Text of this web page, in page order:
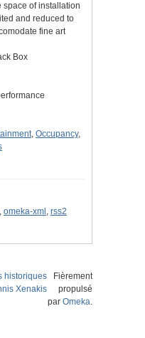
space of installation
and reduced to
fine art
Box
, Occupancy,
, omeka-xml , rss2
historiques
Xenakis
Fièrement
propulsé
par Omeka.